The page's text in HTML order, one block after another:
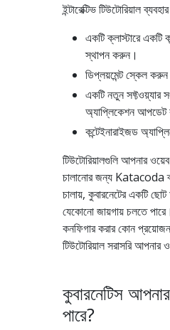
ইন্টারেক্টিভ টিউটোরিয়াল
একটি ক্লাস্টারে একটি
স্থাপন করুন।
ডিপ্লয়মেন্ট স্কেল
একটি নতুন সফ্টওয়্যার
অ্যাপ্লিকেশন
কন্টেইনারাইজড
টিউটোরিয়ালগুলি আপনার ওয়েব
চালানোর জন্য Katacoda
চালায়, কুবারনেটের একটি
যেকোনো জায়গায় চলতে
কনফিগার করার কোন প্রয়োজন
টিউটোরিয়াল সরাসরি আপনার
কুবারনেটিস
পারে?